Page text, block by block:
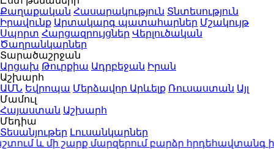
Քաղաքական Հասարակություն Տնտեսություն
Իրավունք Արտակարգ պատահարներ Մշակույթ
Սպորտ Հարցազրույցներ Վերլուծական
Ծաղրանկարներ
Տարածաշրջան
Արցախ Թուրքիա Ադրբեջան Իրան
Աշխարհ
ԱՄՆ Եվրոպա Մերձավոր Արևելք Ռուսաստան Այլ
Մամուլ
Հայաստան Աշխարհ
Մեդիա
Տեսանյութեր Լուսանկարներ
և մի շարք մարզերում բարձր հրդեհավտանգ